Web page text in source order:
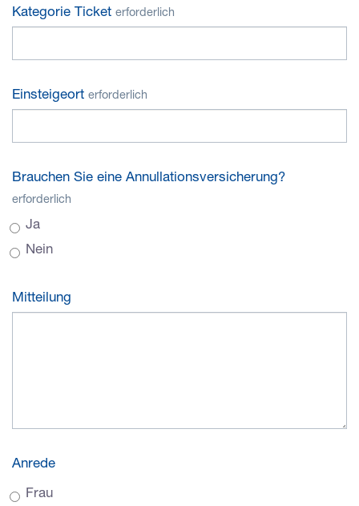
Kategorie Ticket erforderlich
Einsteigeort erforderlich
Brauchen Sie eine Annullationsversicherung?
erforderlich
Ja
Nein
Mitteilung
Anrede
Frau